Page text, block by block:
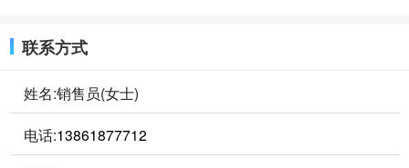
联系方式
姓名:销售员(女士)
电话:13861877712